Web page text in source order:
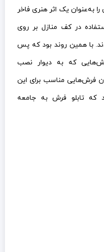
به‌عنوان یک اثر هنری فاخر
در کف منازل بر روی
با همین روند بود که پس
که به دیوار نصب
فرش‌هایی مناسب برای این
که تابلو فرش به جامعه